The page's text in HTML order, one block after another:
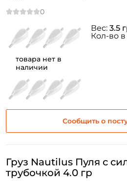
товара нет в
наличии
Сообщить о
Вес: 3.5
Кол-во в
Груз Nautilus Пуля с
трубочкой 4.0 гр
Повторите пароль: *
Заполняя данную форму вы
персональных данных